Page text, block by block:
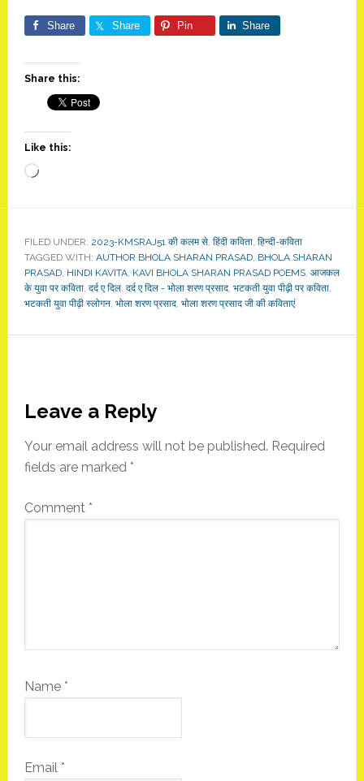
Share Share Pin Share
Share this:
Like this:
Loading…
FILED UNDER: 2023-KMSRAJ51 की कलम से, हिंदी कविता, हिन्दी-कविता
TAGGED WITH: AUTHOR BHOLA SHARAN PRASAD, BHOLA SHARAN
PRASAD, HINDI KAVITA, KAVI BHOLA SHARAN PRASAD POEMS, आजकल
के युवा पर कविता, दर्द ए दिल, दर्द ए दिल - भोला शरण प्रसाद, भटकती युवा पीढ़ी पर कविता,
भटकती युवा पीढ़ी स्लोगन, भोला शरण प्रसाद, भोला शरण प्रसाद जी की कविताएं
Reader
Interactions
Leave a Reply
Your email address will not be published. Required
fields are marked *
Comment *
Name *
Email *